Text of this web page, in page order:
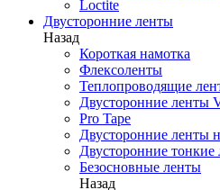
Loctite
Двусторонние ленты
Назад
Короткая намотка
Флексоленты
Теплопроводящие
Двусторонние ленты
Pro Tape
Двусторонние ленты
Двусторонние тонкие
Безосновные ленты
Назад